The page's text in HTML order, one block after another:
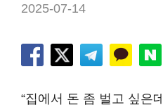
2025-07-14
“집에서 돈 좀 벌고 싶은